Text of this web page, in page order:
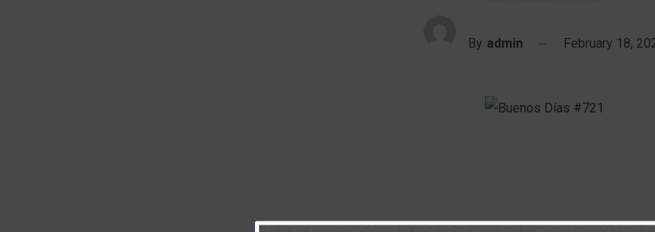
By admin February 18,